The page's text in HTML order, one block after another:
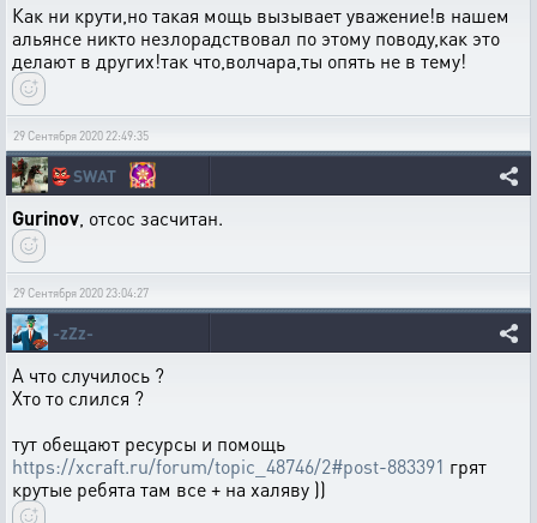
Как ни крути,но такая мощь вызывает уважение!в нашем
альянсе никто незлорадствовал по этому поводу,как это
делают в других!так что,волчара,ты опять не в тему!
29 Сентября 2020 22:49:35
👺SWAT
Gurinov , отсос засчитан.
29 Сентября 2020 23:04:27
-zZz-
А что случилось ?
Хто то слился ?
тут обещают ресурсы и помощь
https://xcraft.ru/forum/topic_48746/2#post-883391 грят
крутые ребята там все + на халяву ))